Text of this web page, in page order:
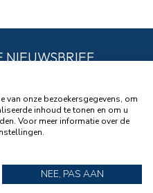
te schaffen? Dan bent u bij
NIEUWSBRIEF
van onze bezoekersgegevens, om
inhoud te tonen en om u
Voor meer informatie over de
NEE, PAS AAN